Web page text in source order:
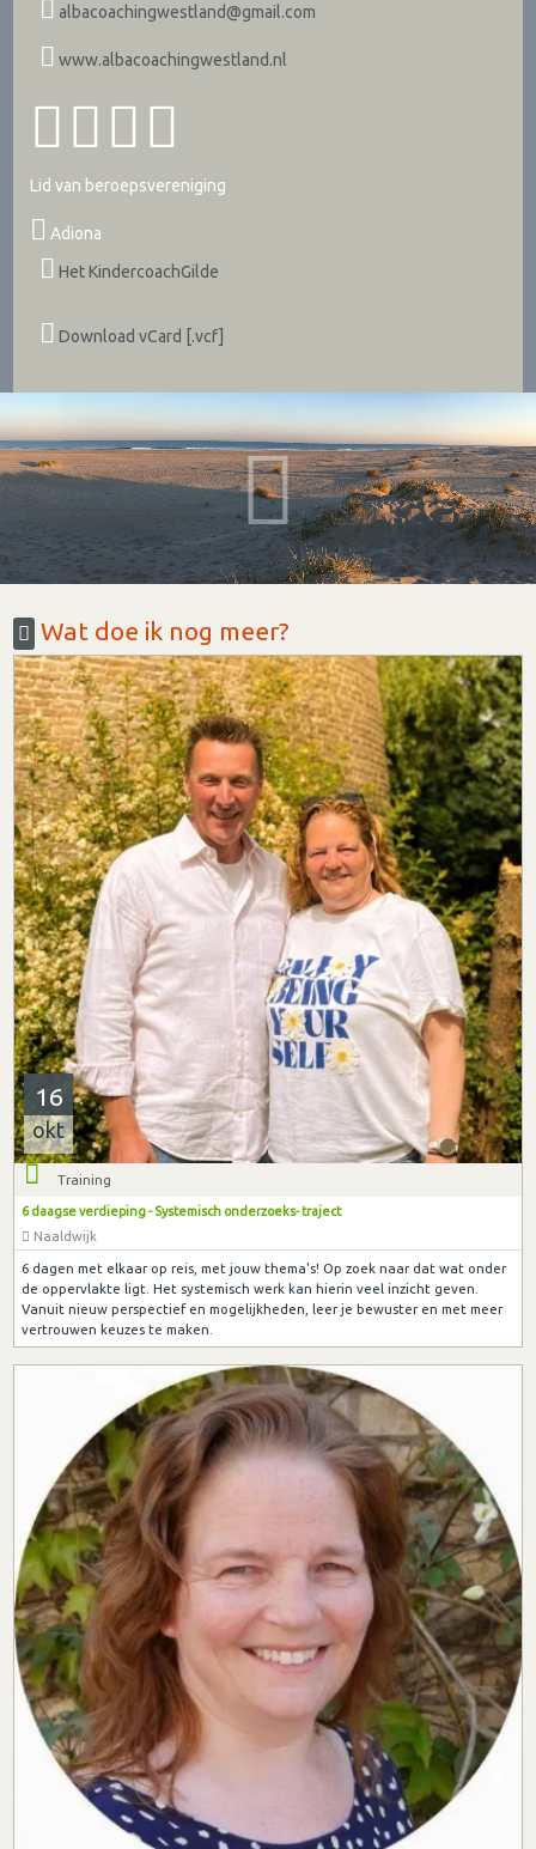
albacoachingwestland@gmail.com
www.albacoachingwestland.nl
Lid van beroepsvereniging
Adiona
Het KindercoachGilde
Download vCard [.vcf]
Wat doe ik nog meer?
16
okt
Training
6 daagse verdieping - Systemisch onderzoeks- traject
Naaldwijk
6 dagen met elkaar op reis, met jouw thema's! Op zoek naar dat wat onder
de oppervlakte ligt. Het systemisch werk kan hierin veel inzicht geven.
Vanuit nieuw perspectief en mogelijkheden, leer je bewuster en met meer
vertrouwen keuzes te maken.